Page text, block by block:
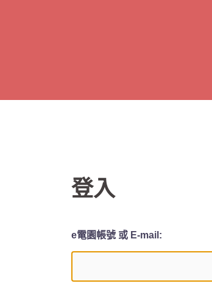
登入
e電園帳號 或 E-mail: